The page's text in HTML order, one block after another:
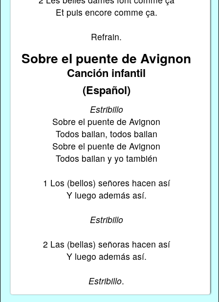
Et puis encore comme ça.
Refrain.
Sobre el puente de Avignon
Canción infantil
(Español)
Estribillo
Sobre el puente de Avignon
Todos bailan, todos bailan
Sobre el puente de Avignon
Todos bailan y yo también
1 Los (bellos) señores hacen así
Y luego además así.
Estribillo
2 Las (bellas) señoras hacen así
Y luego además así.
Estribillo.